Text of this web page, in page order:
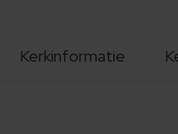
Kerkinformatie